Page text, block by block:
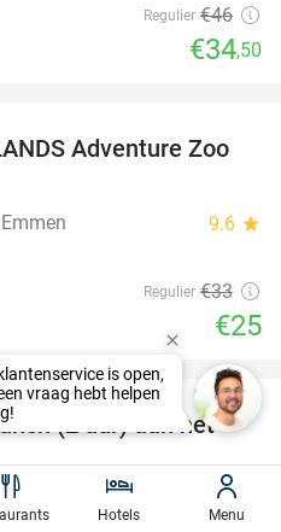
Regulier €46
€34,50
24%
Adventure Zoo
9.6 star
Regulier €33
€25
24%
favorite_border
(2 uur) aan het
8.1
Hotels Menu